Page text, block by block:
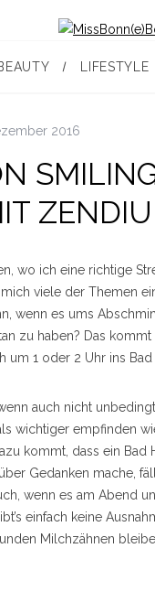
LIFESTYLE
2016
wo ich eine richtige
viele der Themen
wenn es ums
zu haben? Das
1 oder 2 Uhr ins Bad
auch nicht
wichtiger empfinden
kommt, dass ein Bad
Gedanken mache,
wenn es am Abend
einfach keine
Milchzähnen